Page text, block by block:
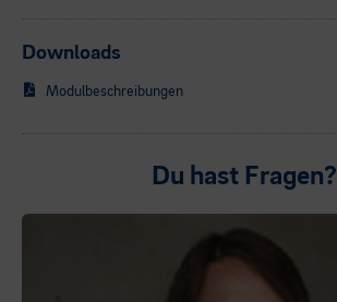
Downloads
Modulbeschreibungen
Du hast Fragen?